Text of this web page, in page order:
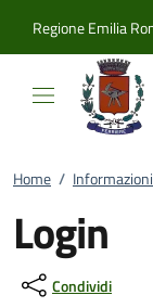
Regione Emilia
Home /
Login
Condividi